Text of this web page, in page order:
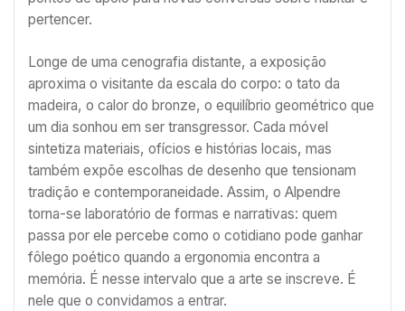
pertencer.
Longe de uma cenografia distante, a exposição
aproxima o visitante da escala do corpo: o tato da
madeira, o calor do bronze, o equilíbrio geométrico que
um dia sonhou em ser transgressor. Cada móvel
sintetiza materiais, ofícios e histórias locais, mas
também expõe escolhas de desenho que tensionam
tradição e contemporaneidade. Assim, o Alpendre
torna-se laboratório de formas e narrativas: quem
passa por ele percebe como o cotidiano pode ganhar
fôlego poético quando a ergonomia encontra a
memória. É nesse intervalo que a arte se inscreve. É
nele que o convidamos a entrar.